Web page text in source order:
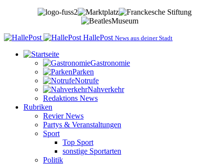
HallePost News aus deiner Stadt
Gastronomie
Parken
Notrufe
Nahverkehr
Redaktions News
Rubriken
Revier News
Partys & Veranstaltungen
Sport
Top Sport
sonstige Sportarten
Politik